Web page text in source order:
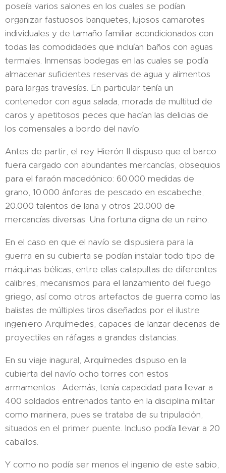
poseía varios salones en los cuales se podían
organizar fastuosos banquetes, lujosos camarotes
individuales y de tamaño familiar acondicionados con
todas las comodidades que incluían baños con aguas
termales. Inmensas bodegas en las cuales se podía
almacenar suficientes reservas de agua y alimentos
para largas travesías. En particular tenía un
contenedor con agua salada, morada de multitud de
caros y apetitosos peces que hacían las delicias de
los comensales a bordo del navío.
Antes de partir, el rey Hierón II dispuso que el barco
fuera cargado con abundantes mercancías, obsequios
para el faraón macedónico: 60.000 medidas de
grano, 10.000 ánforas de pescado en escabeche,
20.000 talentos de lana y otros 20.000 de
mercancías diversas. Una fortuna digna de un reino.
En el caso en que el navío se dispusiera para la
guerra en su cubierta se podían instalar todo tipo de
máquinas bélicas, entre ellas catapultas de diferentes
calibres, mecanismos para el lanzamiento del fuego
griego, así como otros artefactos de guerra como las
balistas de múltiples tiros diseñados por el ilustre
ingeniero Arquímedes, capaces de lanzar decenas de
proyectiles en ráfagas a grandes distancias.
En su viaje inagural, Arquímedes dispuso en la
cubierta del navío ocho torres con estos
armamentos . Además, tenía capacidad para llevar a
400 soldados entrenados tanto en la disciplina militar
como marinera, pues se trataba de su tripulación,
situados en el primer puente. Incluso podía llevar a 20
caballos.
Y como no podía ser menos el ingenio de este sabio,